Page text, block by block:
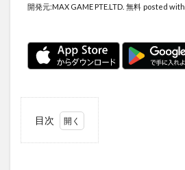
開発元:MAX GAME PTE.LTD. 無料 posted with
目次